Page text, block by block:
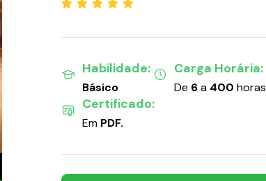
Habilidade:
Básico
Carga Horária:
De 6a 400 horas
Certificado:
Em PDF.